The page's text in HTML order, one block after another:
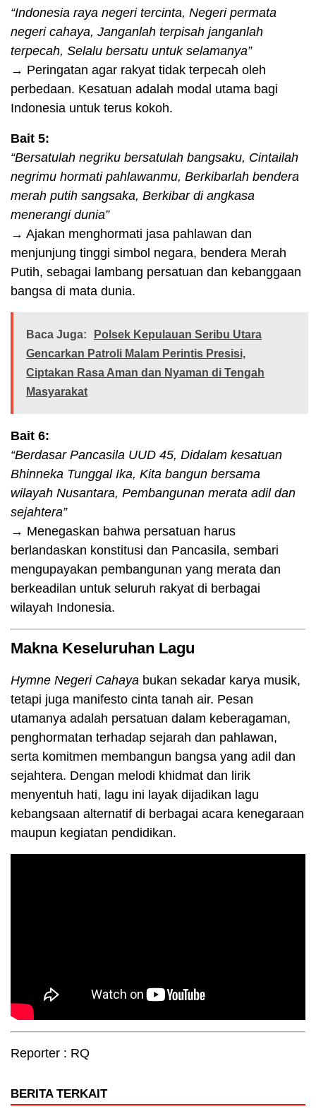
“Indonesia raya negeri tercinta, Negeri permata
negeri cahaya, Janganlah terpisah janganlah
terpecah, Selalu bersatu untuk selamanya”
→ Peringatan agar rakyat tidak terpecah oleh
perbedaan. Kesatuan adalah modal utama bagi
Indonesia untuk terus kokoh.
Bait 5:
“Bersatulah negriku bersatulah bangsaku, Cintailah
negrimu hormati pahlawanmu, Berkibarlah bendera
merah putih sangsaka, Berkibar di angkasa
menerangi dunia”
→ Ajakan menghormati jasa pahlawan dan
menjunjung tinggi simbol negara, bendera Merah
Putih, sebagai lambang persatuan dan kebanggaan
bangsa di mata dunia.
Baca Juga:
Polsek Kepulauan Seribu Utara
Gencarkan Patroli Malam Perintis Presisi,
Ciptakan Rasa Aman dan Nyaman di Tengah
Masyarakat
Bait 6:
“Berdasar Pancasila UUD 45, Didalam kesatuan
Bhinneka Tunggal Ika, Kita bangun bersama
wilayah Nusantara, Pembangunan merata adil dan
sejahtera”
→ Menegaskan bahwa persatuan harus
berlandaskan konstitusi dan Pancasila, sembari
mengupayakan pembangunan yang merata dan
berkeadilan untuk seluruh rakyat di berbagai
wilayah Indonesia.
Makna Keseluruhan Lagu
Hymne Negeri Cahaya bukan sekadar karya musik,
tetapi juga manifesto cinta tanah air. Pesan
utamanya adalah persatuan dalam keberagaman,
penghormatan terhadap sejarah dan pahlawan,
serta komitmen membangun bangsa yang adil dan
sejahtera. Dengan melodi khidmat dan lirik
menyentuh hati, lagu ini layak dijadikan lagu
kebangsaan alternatif di berbagai acara kenegaraan
maupun kegiatan pendidikan.
Reporter : RQ
BERITA TERKAIT